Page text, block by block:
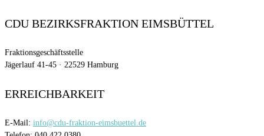
CDU BEZIRKSFRAKTION EIMSBÜTTEL
Fraktionsgeschäftsstelle
Jägerlauf 41-45 · 22529 Hamburg
ERREICHBARKEIT
E-Mail: info@cdu-fraktion-eimsbuettel.de